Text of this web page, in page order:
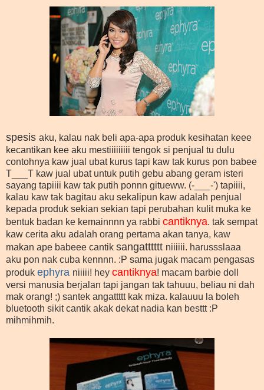
spesis aku, kalau nak beli apa-apa produk kesihatan keee
kecantikan kee aku mestiiiiiiiii tengok si penjual tu dulu
contohnya kaw jual ubat kurus tapi kaw tak kurus pon babee
T___T kaw jual ubat untuk putih gebu abang geram isteri
sayang tapiiii kaw tak putih ponnn gitueww. (-___-') tapiiii,
kalau kaw tak bagitau aku sekalipun kaw adalah penjual
kepada produk sekian sekian tapi perubahan kulit muka ke
bentuk badan ke kemainnnn ya rabbi cantiknya. tak sempat
kaw cerita aku adalah orang pertama akan tanya, kaw
makan ape babeee cantik sangatttttt niiiiii. harussslaaa
aku pon nak cuba kennnn. :P sama jugak macam pengasas
produk ephyra niiiii! hey cantiknya! macam barbie doll
versi manusia berjalan tapi jangan tak tahuuu, beliau ni dah
mak orang! ;) santek angattttt kak miza. kalauuu la boleh
bluetooth sikit cantik akak dekat nadia kan besttt :P
mihmihmih.